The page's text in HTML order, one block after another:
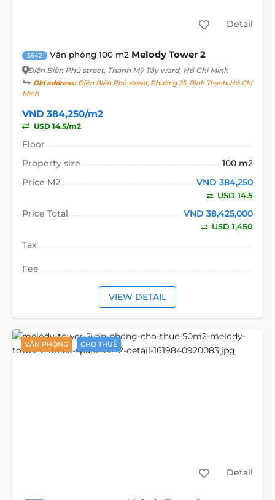
Detail
3642 Văn phòng 100 m2 Melody Tower 2
Điện Biên Phủ street, Thạnh Mỹ Tây ward, Hồ Chí Minh
Old address:Điện Biên Phủ street, Phường 25, Bình Thạnh, Hồ Chí
Minh
VND 384,250/m2
USD 14.5/m2
Floor
Property size
100 m2
Price M2
VND 384,250
USD 14.5
Price Total VND 38,425,000
USD 1,450
Tax
Fee
VIEW DETAIL
VĂN PHÒNG CHO THUÊ
Detail